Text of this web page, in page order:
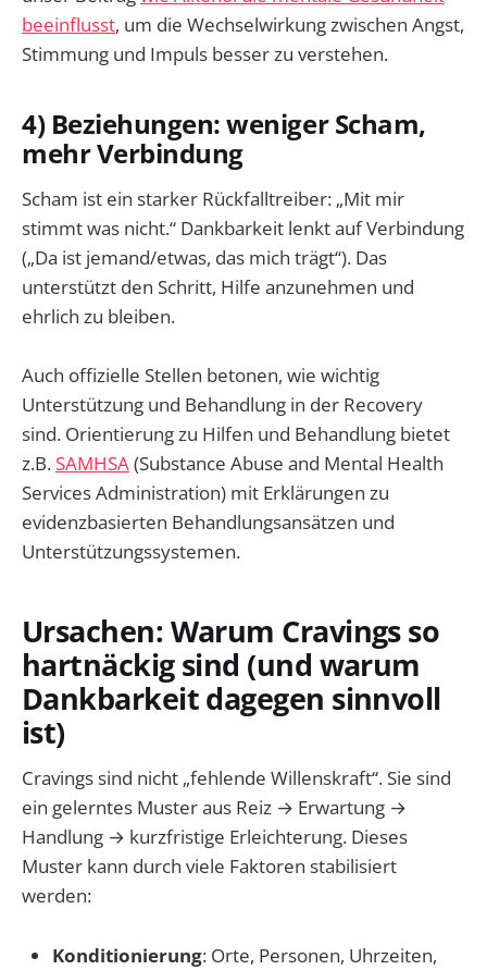
beeinflusst, um die Wechselwirkung zwischen Angst,
Stimmung und Impuls besser zu verstehen.
4) Beziehungen: weniger Scham,
mehr Verbindung
Scham ist ein starker Rückfalltreiber: „Mit mir
stimmt was nicht.“ Dankbarkeit lenkt auf Verbindung
(„Da ist jemand/etwas, das mich trägt“). Das
unterstützt den Schritt, Hilfe anzunehmen und
ehrlich zu bleiben.
Auch offizielle Stellen betonen, wie wichtig
Unterstützung und Behandlung in der Recovery
sind. Orientierung zu Hilfen und Behandlung bietet
z.B. SAMHSA(Substance Abuse and Mental Health
Services Administration) mit Erklärungen zu
evidenzbasierten Behandlungsansätzen und
Unterstützungssystemen.
Ursachen: Warum Cravings so
hartnäckig sind (und warum
Dankbarkeit dagegen sinnvoll
ist)
Cravings sind nicht „fehlende Willenskraft“. Sie sind
ein gelerntes Muster aus Reiz → Erwartung →
Handlung → kurzfristige Erleichterung. Dieses
Muster kann durch viele Faktoren stabilisiert
werden:
Konditionierung: Orte, Personen, Uhrzeiten,